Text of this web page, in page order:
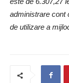
administrare cont
de utilizare a